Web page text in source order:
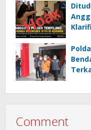
Comment